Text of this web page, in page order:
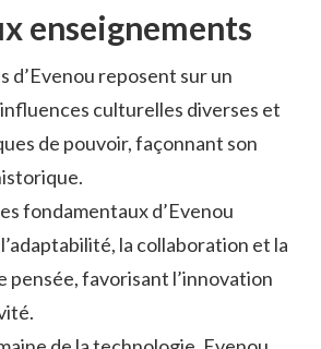
enseignements
d’Evenou reposent sur un
culturelles diverses et
de pouvoir, façonnant son
fondamentaux d’Evenou
la collaboration et la
pensée, favorisant l’innovation